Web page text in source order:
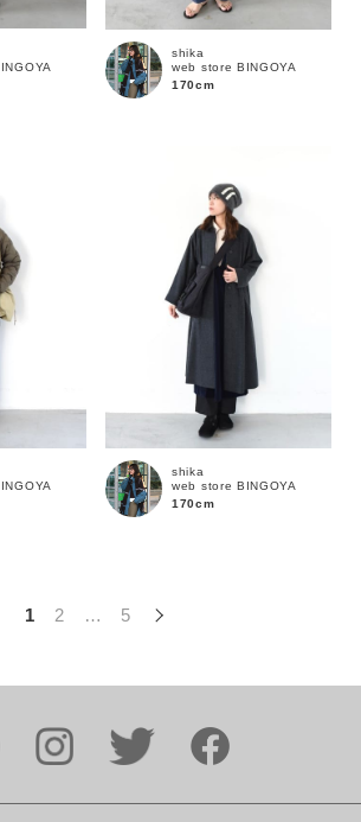
の条件で絞り込む
shika
web store BINGOYA
170cm
shika
web store BINGOYA
170cm
1 2 … 5